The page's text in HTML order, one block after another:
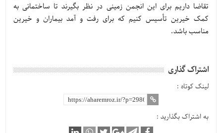
تقاضا داریم برای این انجمن زمینی در نظر بگیرند تا ساختمانی به
کمک خیرین تأسیس کنیم که برای رفت و آمد بیماران و خیرین
مناسب باشد.
اشتراک گذاری
لینک کوتاه :
به اشتراک بگذارید :